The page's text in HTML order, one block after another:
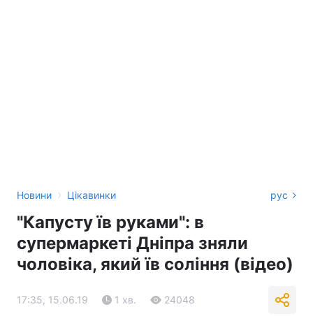
Новини › Цікавинки рус
"Капусту їв руками": в
супермаркеті Дніпра зняли
чоловіка, який їв соління (відео)
17:35, 15.06.19 1 хв. 24048